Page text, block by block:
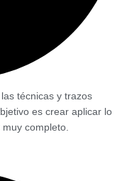
técnicas y trazos
es crear aplicar lo
completo.